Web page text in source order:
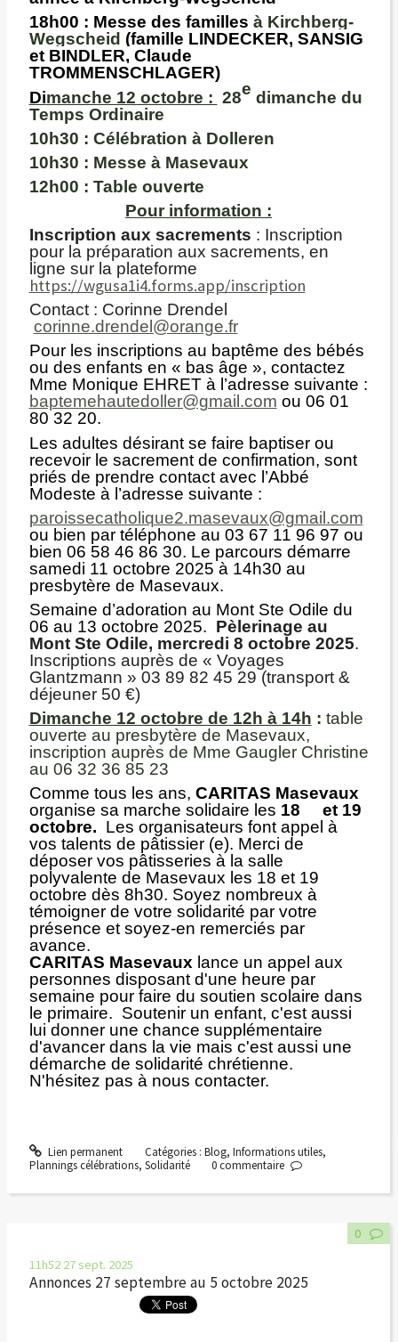
18h00 : Messe des familles à Kirchberg-
Wegscheid (famille LINDECKER, SANSIG
et BINDLER, Claude
TROMMENSCHLAGER)
Dimanche 12 octobre : 28e dimanche du
Temps Ordinaire
10h30 : Célébration à Dolleren
10h30 : Messe à Masevaux
12h00 : Table ouverte
Pour information :
Inscription aux sacrements : Inscription
pour la préparation aux sacrements, en
ligne sur la plateforme
https://wgusa1i4.forms.app/inscription
Contact : Corinne Drendel
corinne.drendel@orange.fr
Pour les inscriptions au baptême des bébés
ou des enfants en « bas âge », contactez
Mme Monique EHRET à l’adresse suivante :
baptemehautedoller@gmail.com ou 06 01
80 32 20.
Les adultes désirant se faire baptiser ou
recevoir le sacrement de confirmation, sont
priés de prendre contact avec l’Abbé
Modeste à l’adresse suivante :
paroissecatholique2.masevaux@gmail.com
ou bien par téléphone au 03 67 11 96 97 ou
bien 06 58 46 86 30. Le parcours démarre
samedi 11 octobre 2025 à 14h30 au
presbytère de Masevaux.
Semaine d’adoration au Mont Ste Odile du
06 au 13 octobre 2025. Pèlerinage au
Mont Ste Odile, mercredi 8 octobre 2025.
Inscriptions auprès de « Voyages
Glantzmann » 03 89 82 45 29 (transport &
déjeuner 50 €)
Dimanche 12 octobre de 12h à 14h : table
ouverte au presbytère de Masevaux,
inscription auprès de Mme Gaugler Christine
au 06 32 36 85 23
Comme tous les ans, CARITAS Masevaux
organise sa marche solidaire les 18 et 19
octobre. Les organisateurs font appel à
vos talents de pâtissier (e). Merci de
déposer vos pâtisseries à la salle
polyvalente de Masevaux les 18 et 19
octobre dès 8h30. Soyez nombreux à
témoigner de votre solidarité par votre
présence et soyez-en remerciés par
avance.
CARITAS Masevaux lance un appel aux
personnes disposant d'une heure par
semaine pour faire du soutien scolaire dans
le primaire. Soutenir un enfant, c'est aussi
lui donner une chance supplémentaire
d'avancer dans la vie mais c'est aussi une
démarche de solidarité chrétienne.
N'hésitez pas à nous contacter.
Lien permanent Catégories : Blog, Informations utiles,
Plannings célébrations, Solidarité 0commentaire
11h52 27sept. 2025
Annonces 27 septembre au 5 octobre 2025
0